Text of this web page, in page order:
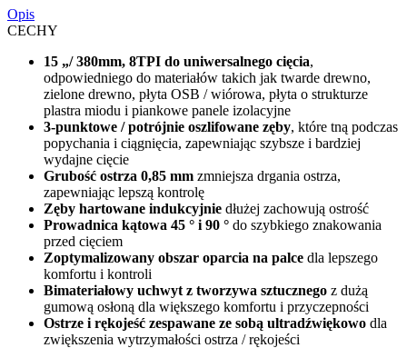
Opis
CECHY
15 „/ 380mm, 8TPI do uniwersalnego cięcia,
odpowiedniego do materiałów takich jak twarde drewno,
zielone drewno, płyta OSB / wiórowa, płyta o strukturze
plastra miodu i piankowe panele izolacyjne
3-punktowe / potrójnie oszlifowane zęby, które tną podczas
popychania i ciągnięcia, zapewniając szybsze i bardziej
wydajne cięcie
Grubość ostrza 0,85 mm zmniejsza drgania ostrza,
zapewniając lepszą kontrolę
Zęby hartowane indukcyjnie dłużej zachowują ostrość
Prowadnica kątowa 45 ° i 90 ° do szybkiego znakowania
przed cięciem
Zoptymalizowany obszar oparcia na palce dla lepszego
komfortu i kontroli
Bimateriałowy uchwyt z tworzywa sztucznego z dużą
gumową osłoną dla większego komfortu i przyczepności
Ostrze i rękojeść zespawane ze sobą ultradźwiękowo dla
zwiększenia wytrzymałości ostrza / rękojeści